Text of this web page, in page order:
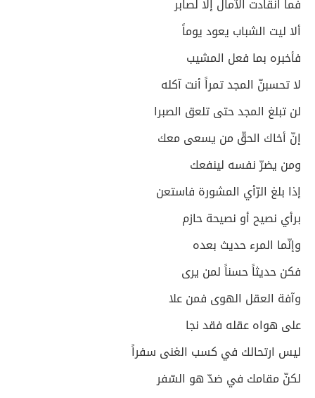
فما انقادت الآمال إلا لصابر
ألا ليت الشباب يعود يوماً
فأخبره بما فعل المشيب
لا تحسبنّ المجد تمراً أنت آكله
لن تبلغ المجد حتى تلعق الصبرا
إنّ أخاك الحقّ من يسعى معك
ومن يضرّ نفسه لينفعك
إذا بلغ الرّأي المشورة فاستعن
برأي نصيح أو نصيحة حازم
وإنّما المرء حديث بعده
فكن حديثاً حسناً لمن يرى
وآفة العقل الهوى فمن علا
على هواه عقله فقد نجا
ليس ارتحالك في كسب الغنى سفراً
لكنّ مقامك في ضدّ هو السّفر